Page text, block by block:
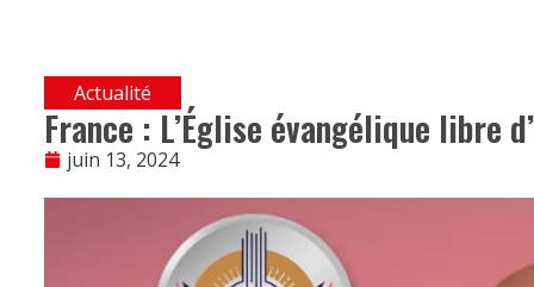
Actualité
France : L’Église évangélique libre
juin 13, 2024